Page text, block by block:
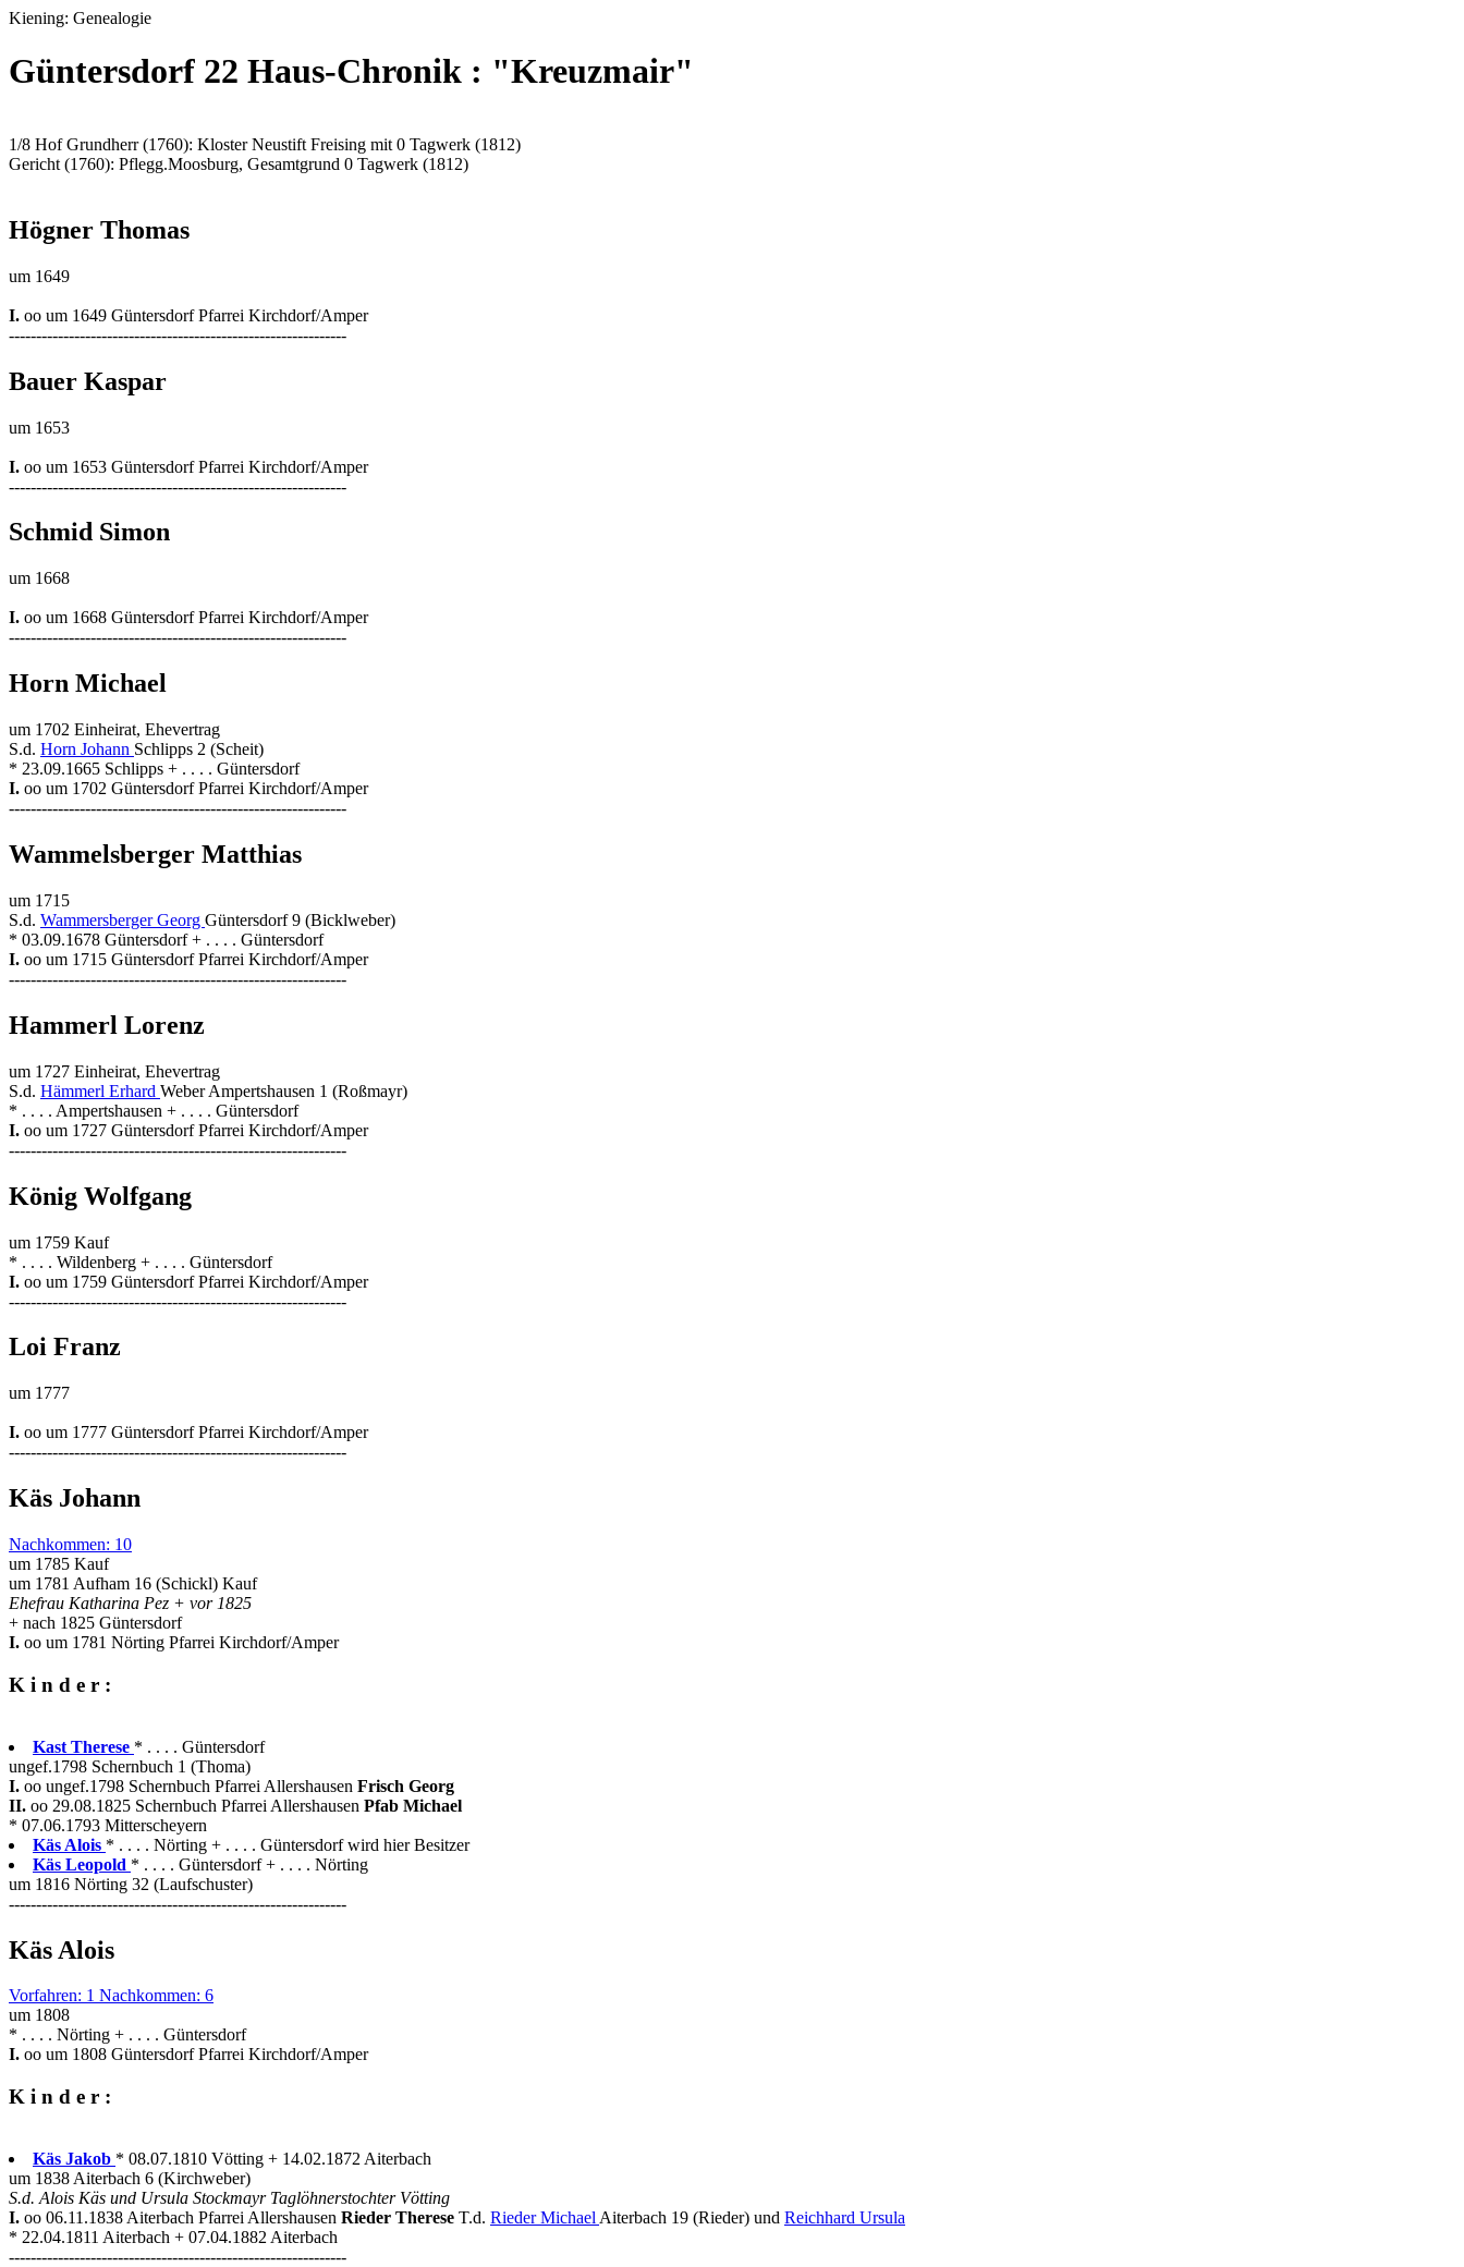
Kiening: Genealogie
Güntersdorf 22 Haus-Chronik : "Kreuzmair"
1/8 Hof Grundherr (1760): Kloster Neustift Freising mit 0 Tagwerk (1812)
Gericht (1760): Pflegg.Moosburg, Gesamtgrund 0 Tagwerk (1812)
Högner Thomas
um 1649
I. oo um 1649 Güntersdorf Pfarrei Kirchdorf/Amper
--------------------------------------------------------------
Bauer Kaspar
um 1653
I. oo um 1653 Güntersdorf Pfarrei Kirchdorf/Amper
--------------------------------------------------------------
Schmid Simon
um 1668
I. oo um 1668 Güntersdorf Pfarrei Kirchdorf/Amper
--------------------------------------------------------------
Horn Michael
um 1702 Einheirat, Ehevertrag
S.d. Horn Johann Schlipps 2 (Scheit)
* 23.09.1665 Schlipps + . . . . Güntersdorf
I. oo um 1702 Güntersdorf Pfarrei Kirchdorf/Amper
--------------------------------------------------------------
Wammelsberger Matthias
um 1715
S.d. Wammersberger Georg Güntersdorf 9 (Bicklweber)
* 03.09.1678 Güntersdorf + . . . . Güntersdorf
I. oo um 1715 Güntersdorf Pfarrei Kirchdorf/Amper
--------------------------------------------------------------
Hammerl Lorenz
um 1727 Einheirat, Ehevertrag
S.d. Hämmerl Erhard Weber Ampertshausen 1 (Roßmayr)
* . . . . Ampertshausen + . . . . Güntersdorf
I. oo um 1727 Güntersdorf Pfarrei Kirchdorf/Amper
--------------------------------------------------------------
König Wolfgang
um 1759 Kauf
* . . . . Wildenberg + . . . . Güntersdorf
I. oo um 1759 Güntersdorf Pfarrei Kirchdorf/Amper
--------------------------------------------------------------
Loi Franz
um 1777
I. oo um 1777 Güntersdorf Pfarrei Kirchdorf/Amper
--------------------------------------------------------------
Käs Johann
Nachkommen: 10
um 1785 Kauf
um 1781 Aufham 16 (Schickl) Kauf
Ehefrau Katharina Pez + vor 1825
+ nach 1825 Güntersdorf
I. oo um 1781 Nörting Pfarrei Kirchdorf/Amper
K i n d e r :
Kast Therese * . . . . Güntersdorf
ungef.1798 Schernbuch 1 (Thoma)
I. oo ungef.1798 Schernbuch Pfarrei Allershausen Frisch Georg
II. oo 29.08.1825 Schernbuch Pfarrei Allershausen Pfab Michael
* 07.06.1793 Mitterscheyern
Käs Alois * . . . . Nörting + . . . . Güntersdorf wird hier Besitzer
Käs Leopold * . . . . Güntersdorf + . . . . Nörting
um 1816 Nörting 32 (Laufschuster)
--------------------------------------------------------------
Käs Alois
Vorfahren: 1 Nachkommen: 6
um 1808
* . . . . Nörting + . . . . Güntersdorf
I. oo um 1808 Güntersdorf Pfarrei Kirchdorf/Amper
K i n d e r :
Käs Jakob * 08.07.1810 Vötting + 14.02.1872 Aiterbach
um 1838 Aiterbach 6 (Kirchweber)
S.d. Alois Käs und Ursula Stockmayr Taglöhnerstochter Vötting
I. oo 06.11.1838 Aiterbach Pfarrei Allershausen Rieder Therese T.d. Rieder Michael Aiterbach 19 (Rieder) und Reichhard Ursula
* 22.04.1811 Aiterbach + 07.04.1882 Aiterbach
--------------------------------------------------------------